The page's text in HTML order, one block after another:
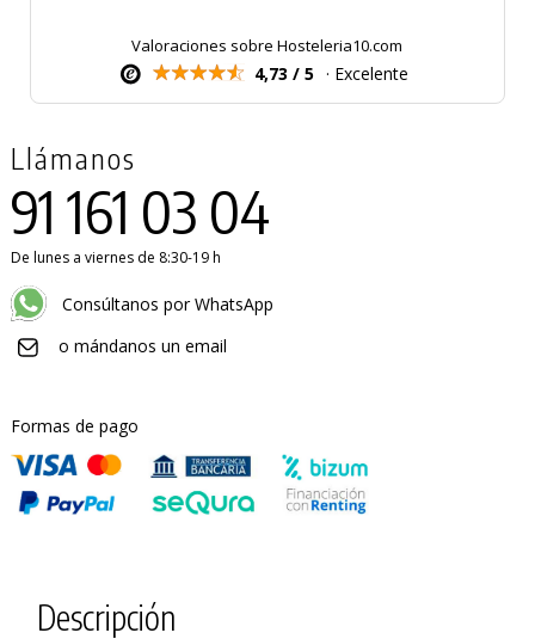
Valoraciones sobre Hosteleria10.com
4,73 / 5 · Excelente
Llámanos
91 161 03 04
De lunes a viernes de 8:30-19 h
Consúltanos por WhatsApp
o mándanos un email
Formas de pago
Descripción